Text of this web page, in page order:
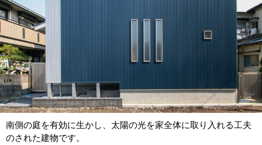
南側の庭を有効に生かし、太陽の光を家全体に取り入れる工夫
のされた建物です。